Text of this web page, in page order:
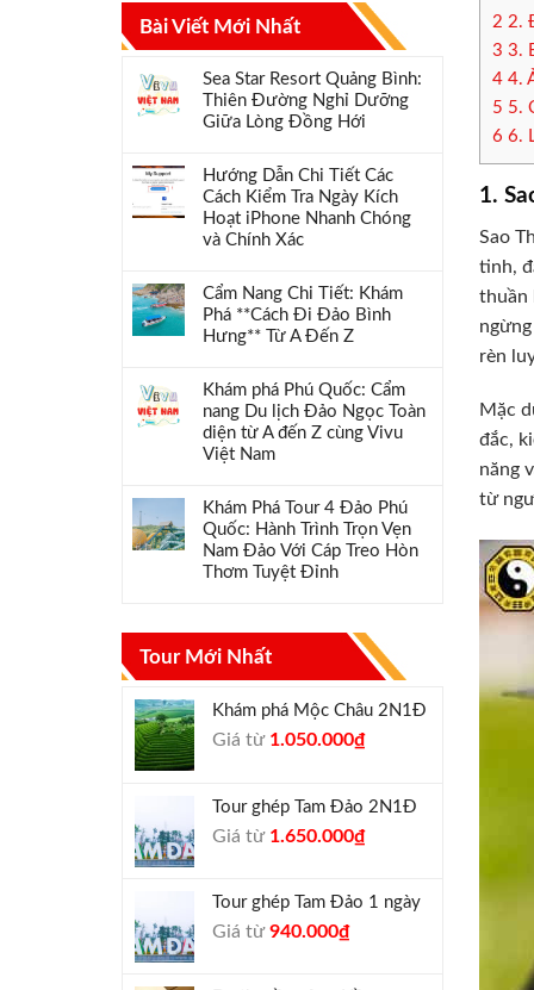
Bài Viết Mới Nhất
Sea Star Resort Quảng Bình:
Thiên Đường Nghỉ Dưỡng
Giữa Lòng Đồng Hới
Hướng Dẫn Chi Tiết Các
Cách Kiểm Tra Ngày Kích
Hoạt iPhone Nhanh Chóng
và Chính Xác
Cẩm Nang Chi Tiết: Khám
Phá **Cách Đi Đảo Bình
Hưng** Từ A Đến Z
Khám phá Phú Quốc: Cẩm
nang Du lịch Đảo Ngọc Toàn
diện từ A đến Z cùng Vivu
Việt Nam
Khám Phá Tour 4 Đảo Phú
Quốc: Hành Trình Trọn Vẹn
Nam Đảo Với Cáp Treo Hòn
Thơm Tuyệt Đỉnh
Tour Mới Nhất
Khám phá Mộc Châu 2N1Đ
Giá từ Giá
1.300.000₫.
1.050.000₫Giá
là:
Tour ghép Tam Đảo 2N1Đ
Giá từ Giá
1.800.000₫.
1.650.000₫Giá
là:
Tour ghép Tam Đảo 1 ngày
Giá từGiá
940.000₫Giá
2 2.
3 3.
4 4.
5 5.
6 6.
1.
Sao
tinh,
thuần
rèn
Mặc
đắc,
năng
từ